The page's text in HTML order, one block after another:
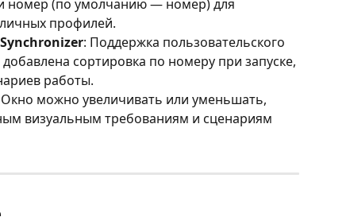
номер (по умолчанию — номер) для
профилей.
: Поддержка пользовательского
сортировка по номеру при запуске,
работы.
можно увеличивать или уменьшать,
визуальным требованиям и сценариям